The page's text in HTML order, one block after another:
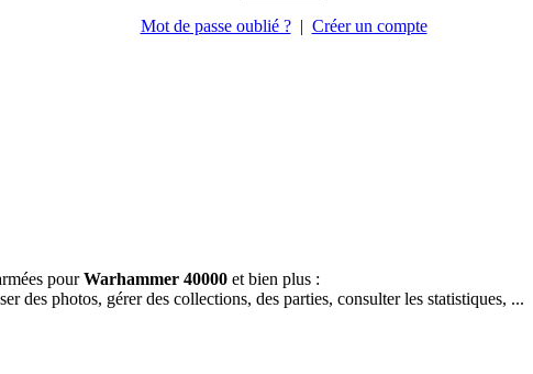
Mot de passe oublié ?| Créer un compte
pourWarhammer 40000 et bien plus :
des photos, gérer des collections, des parties, consulter les statistiques, ...